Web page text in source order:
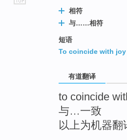
相符
与……相符
短语
To coincide with
有道翻译
to coincide
与…一致
以上为机器